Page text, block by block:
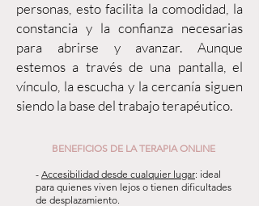
personas, esto facilita la comodidad, la
constancia y la confianza necesarias
para abrirse y avanzar. Aunque
estemos a través de una pantalla, el
vínculo, la escucha y la cercanía siguen
siendo la base del trabajo terapéutico.
BENEFICIOS DE LA TERAPIA ONLINE
- Accesibilidad desde cualquier lugar: ideal
para quienes viven lejos o tienen dificultades
de desplazamiento.